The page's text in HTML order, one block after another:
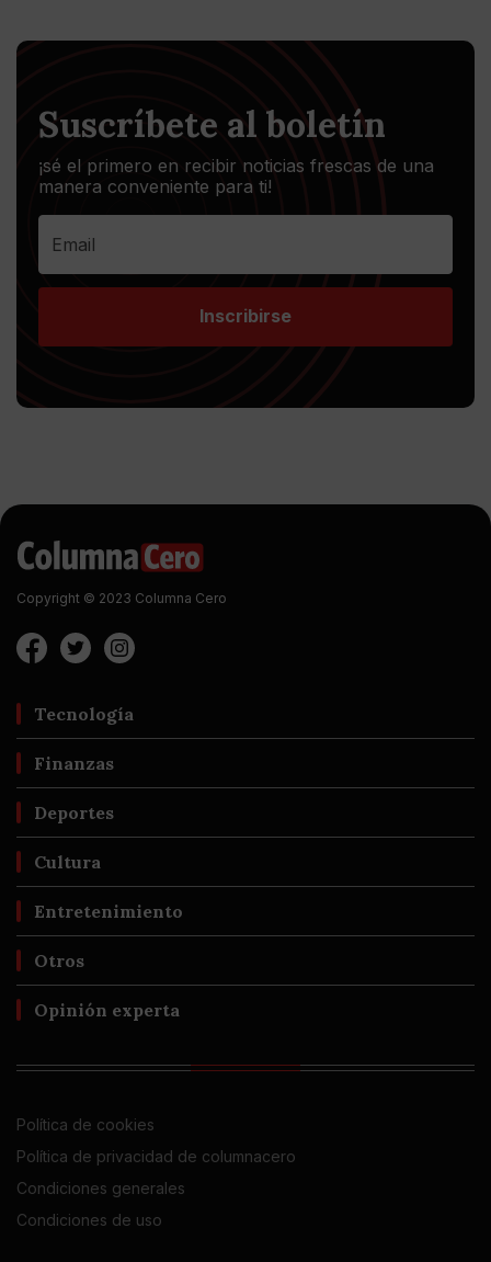
Suscríbete al boletín
¡sé el primero en recibir noticias frescas de una
manera conveniente para ti!
Inscribirse
Copyright © 2023 Columna Cero
Tecnología
Finanzas
Deportes
Cultura
Entretenimiento
Otros
Opinión experta
Política de cookies
Política de privacidad de columnacero
Condiciones generales
Condiciones de uso